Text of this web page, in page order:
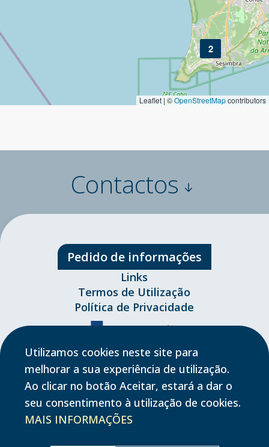
2
Leaflet | ©OpenStreetMapcontributors
Contactos
Pedido de informações
Links
Termos de Utilização
Política de Privacidade
Copyright © 2023-2026, Parvalorem - Todos os direitos
Utilizamos cookies neste site para
melhorar a sua experiência de utilização.
Ao clicar no botão Aceitar, estará a dar o
seu consentimento à utilização de cookies.
MAIS INFORMAÇÕES